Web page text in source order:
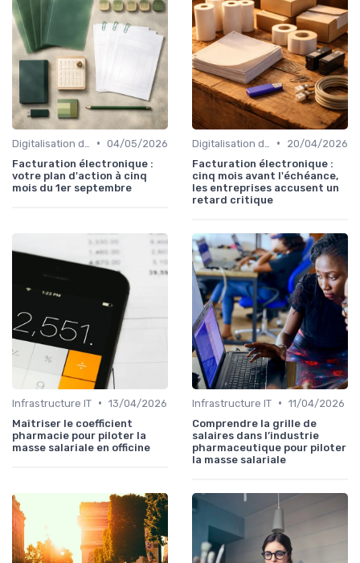
• 04/05/2026
Facturation électronique :
votre plan d'action à cinq
mois du 1er septembre
•
20/04/2026
Facturation électronique :
cinq mois avant l'échéance,
les entreprises accusent un
retard critique
Infrastructure IT • 13/04/2026
Maîtriser le coefficient
pharmacie pour piloter la
masse salariale en officine
Infrastructure IT • 11/04/2026
Comprendre la grille de
salaires dans l’industrie
pharmaceutique pour piloter
la masse salariale